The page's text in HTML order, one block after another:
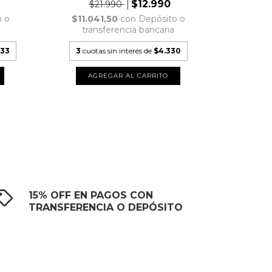
o
$21.990 $12.990
$11.041,50 con Depósito o
transferencia bancaria
3 cuotas sin interés de $4.330
15% OFF EN PAGOS CON
TRANSFERENCIA O DEPÓSITO